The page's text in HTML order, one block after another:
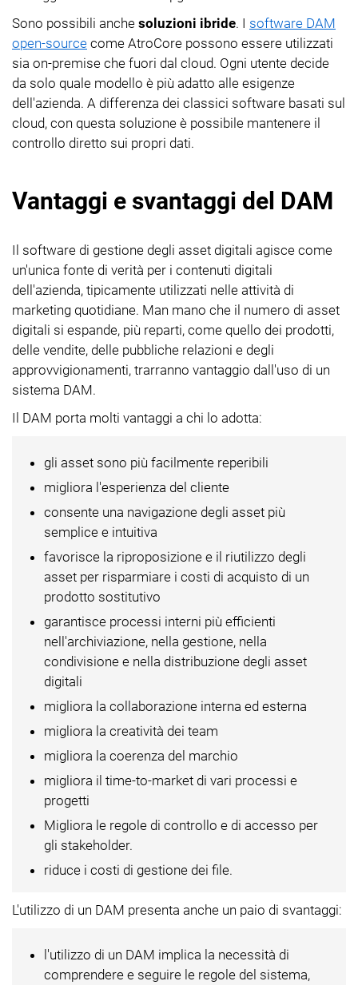
Sono possibili anche soluzioni ibride. I software DAM
open-source come AtroCore possono essere utilizzati
sia on-premise che fuori dal cloud. Ogni utente decide
da solo quale modello è più adatto alle esigenze
dell'azienda. A differenza dei classici software basati sul
cloud, con questa soluzione è possibile mantenere il
controllo diretto sui propri dati.
Vantaggi e svantaggi del DAM
Il software di gestione degli asset digitali agisce come
un'unica fonte di verità per i contenuti digitali
dell'azienda, tipicamente utilizzati nelle attività di
marketing quotidiane. Man mano che il numero di asset
digitali si espande, più reparti, come quello dei prodotti,
delle vendite, delle pubbliche relazioni e degli
approvvigionamenti, trarranno vantaggio dall'uso di un
sistema DAM.
Il DAM porta molti vantaggi a chi lo adotta:
gli asset sono più facilmente reperibili
migliora l'esperienza del cliente
consente una navigazione degli asset più
semplice e intuitiva
favorisce la riproposizione e il riutilizzo degli
asset per risparmiare i costi di acquisto di un
prodotto sostitutivo
garantisce processi interni più efficienti
nell'archiviazione, nella gestione, nella
condivisione e nella distribuzione degli asset
digitali
migliora la collaborazione interna ed esterna
migliora la creatività dei team
migliora la coerenza del marchio
migliora il time-to-market di vari processi e
progetti
Migliora le regole di controllo e di accesso per
gli stakeholder.
riduce i costi di gestione dei file.
L'utilizzo di un DAM presenta anche un paio di svantaggi:
l'utilizzo di un DAM implica la necessità di
comprendere e seguire le regole del sistema,